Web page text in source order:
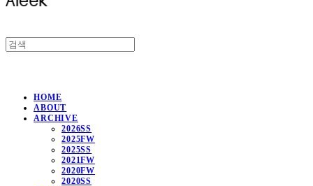
HOME
ABOUT
ARCHIVE
2026SS
2025FW
2025SS
2021FW
2020FW
2020SS